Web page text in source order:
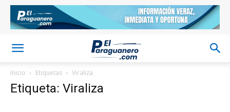
Inicio Etiquetas Viraliza
Etiqueta: Viraliza